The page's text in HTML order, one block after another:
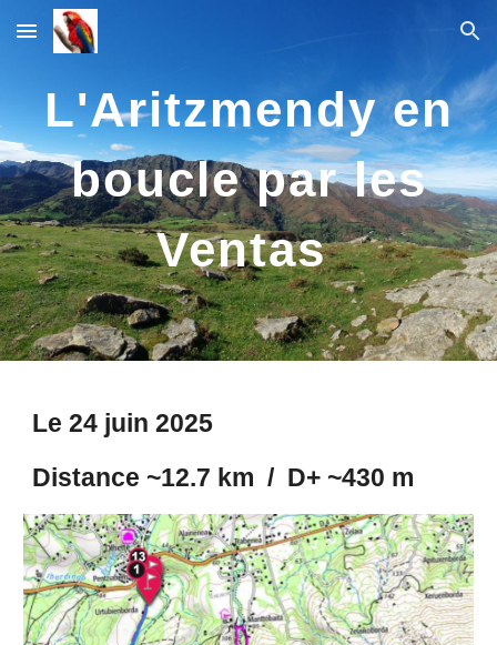
Skip to main content Skip to navigation
L'Aritzmendy en
boucle par les
Ventas
Le24 juin 2025
Distance ~12.7 km / D+ ~430 m